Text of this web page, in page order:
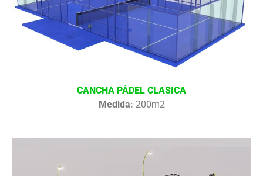
CANCHA PÁDEL CLASICA
Medida: 200m2